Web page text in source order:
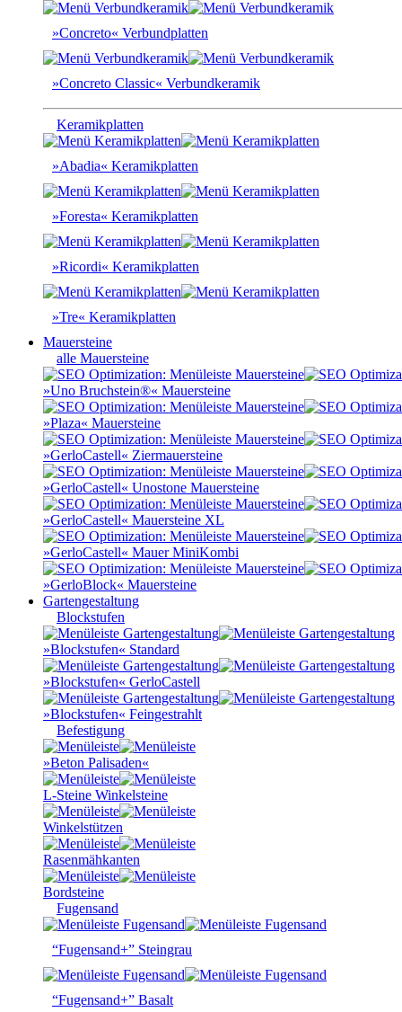
»Concreto« Verbundplatten
»Concreto Classic« Verbundkeramik
Keramikplatten
»Abadia« Keramikplatten
»Foresta« Keramikplatten
»Ricordi« Keramikplatten
»Tre« Keramikplatten
Mauersteine
alle Mauersteine
»Uno Bruchstein®« Mauersteine
»Plaza« Mauersteine
»GerloCastell« Ziermauersteine
»GerloCastell« Unostone Mauersteine
»GerloCastell« Mauersteine XL
»GerloCastell« Mauer MiniKombi
»GerloBlock« Mauersteine
Gartengestaltung
Blockstufen
»Blockstufen« Standard
»Blockstufen« GerloCastell
»Blockstufen« Feingestrahlt
Befestigung
»Beton Palisaden«
L-Steine Winkelsteine
Winkelstützen
Rasenmähkanten
Bordsteine
Fugensand
“Fugensand+” Steingrau
“Fugensand+” Basalt